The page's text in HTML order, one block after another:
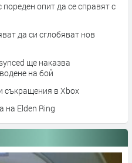
опит да се справят с
да си сглобяват нов
ще наказва
на бой
съкращения в Xbox
на Elden Ring